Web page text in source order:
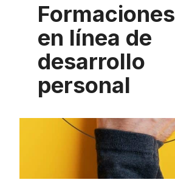
Formaciones
en línea de
desarrollo
personal